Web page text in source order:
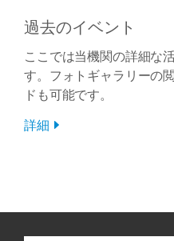
過去のイベント
ここでは当機関の詳細な
す。フォトギャラリーの
ドも可能です。
詳細